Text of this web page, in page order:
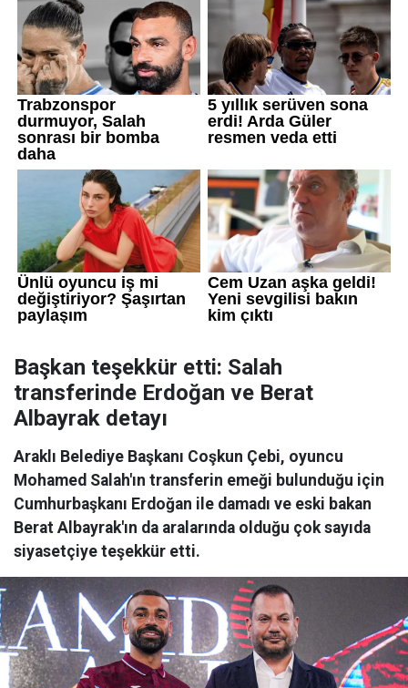
Başkan teşekkür etti: Salah
transferinde Erdoğan ve Berat
Albayrak detayı
Araklı Belediye Başkanı Coşkun Çebi, oyuncu
Mohamed Salah'ın transferin emeği bulunduğu için
Cumhurbaşkanı Erdoğan ile damadı ve eski bakan
Berat Albayrak'ın da aralarında olduğu çok sayıda
siyasetçiye teşekkür etti.